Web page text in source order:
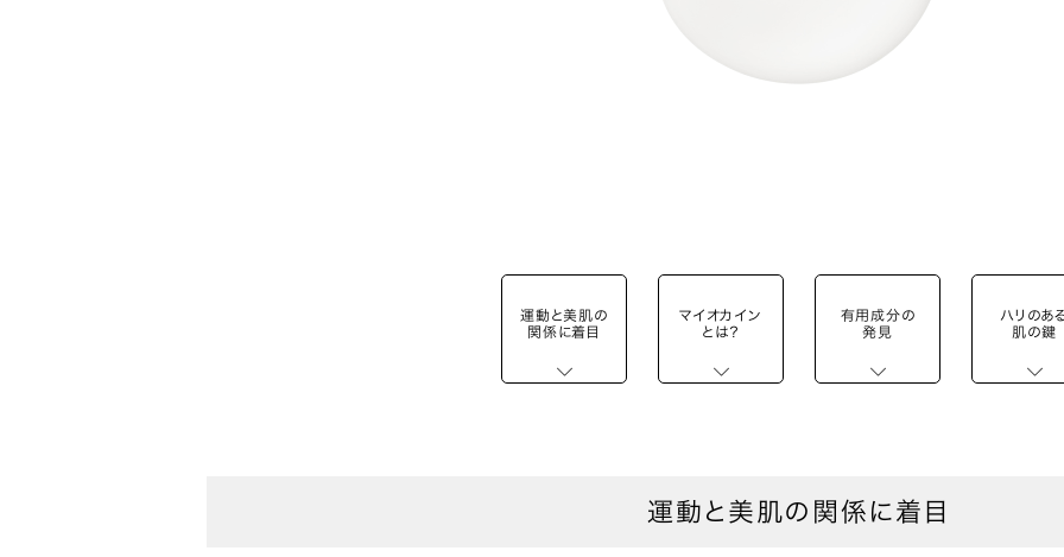
運動と美肌の
関係に着目
マイオカイン
とは？
有用成分の
発見
ハリのあ
肌の鍵
運動と美肌の関係に着目